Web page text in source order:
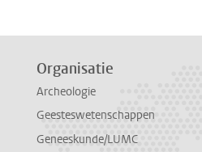
Organisatie
Archeologie
Geesteswetenschappen
Geneeskunde/LUMC